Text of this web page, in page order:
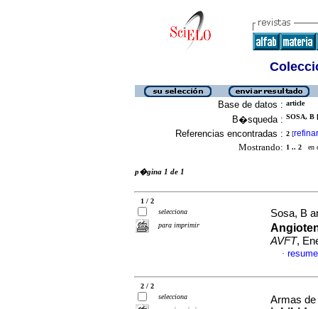
Base de datos : article
B�squeda : SOSA, B
Referencias encontradas : 2 [refinar
Mostrando: 1 .. 2 en
p�gina 1 de 1
1 / 2
selecciona
para imprimir
Sosa, B
AVFT,
·
2 / 2
selecciona
Armas